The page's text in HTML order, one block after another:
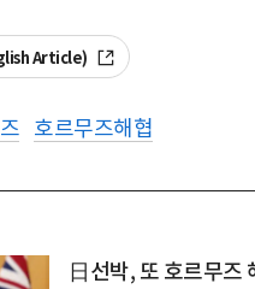
Article)
호르무즈해협
日선박, 또 호르무즈